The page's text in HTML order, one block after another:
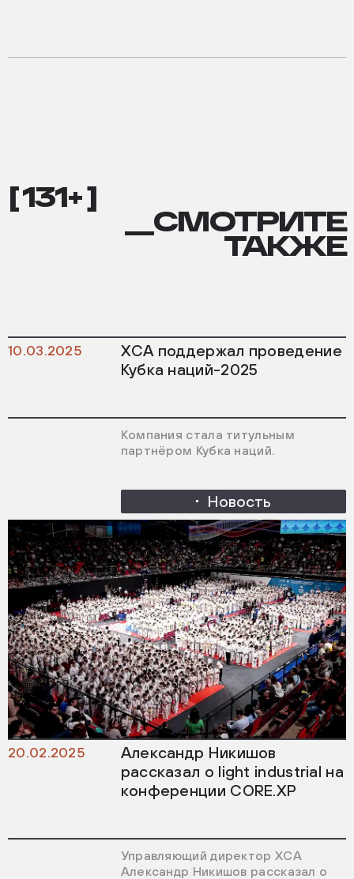
[ 131+ ]
__СМОТРИТЕ
ТАКЖЕ
10.03.2025
ХСА поддержал проведение
Кубка наций-2025
Компания стала титульным
партнёром Кубка наций.
Новость
20.02.2025
Александр Никишов
рассказал о light industrial на
конференции CORE.XP
Управляющий директор ХСА
Александр Никишов рассказал о